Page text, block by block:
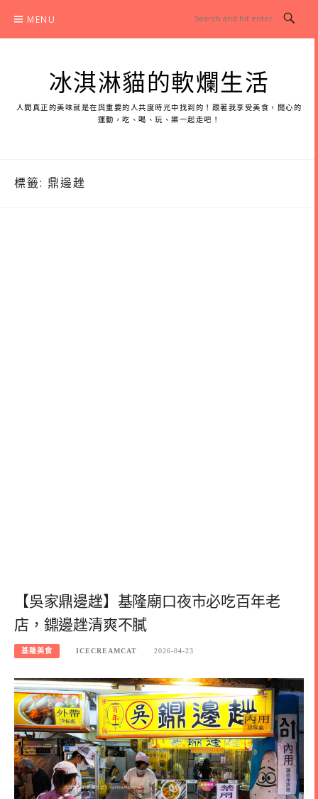
content
MENU
冰淇淋貓的軟爛生活
人間真正的美味就是在與重要的人共度時光中找到的！跟著我享受美食，開心的
運動，吃、喝、玩、樂一起走吧！
標籤: 鼎邊趖
【吳家鼎邊趖】基隆廟口夜市必吃百年老
店，鐤邊趖清爽不膩
基隆美食 ICECREAMCAT 2026-04-23